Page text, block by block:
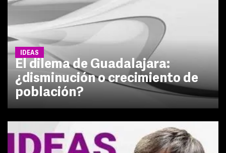
IDEAS
El dilema de Guadalajara:
¿disminución o crecimiento de
población?